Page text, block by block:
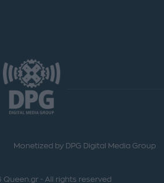
Monetized by DPG Digital Media Group
- All rights reserved